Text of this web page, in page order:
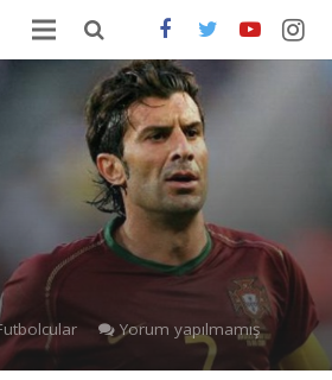
Yorum yapılmamış